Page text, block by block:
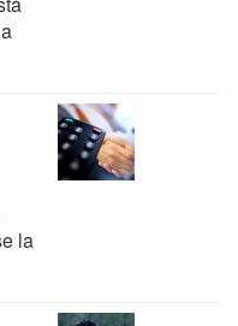
la